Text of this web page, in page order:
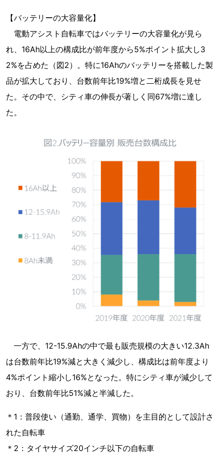
【バッテリーの大容量化】
電動アシスト自転車ではバッテリーの大容量化が見ら
れ、16Ah以上の構成比が前年度から5%ポイント拡大し3
2%を占めた（図2）。特に16Ahのバッテリーを搭載した製
品が拡大しており、台数前年比19%増と二桁成長を見せ
た。その中で、シティ車の伸長が著しく同67%増に達し
た。
一方で、12-15.9Ahの中で最も販売規模の大きい12.3Ah
は台数前年比19%減と大きく減少し、構成比は前年度より
4%ポイント縮小し16%となった。特にシティ車が減少して
おり、台数前年比51%減と半減した。
＊1：普段使い（通勤、通学、買物）を主目的として設計さ
れた自転車
＊2：タイヤサイズ20インチ以下の自転車